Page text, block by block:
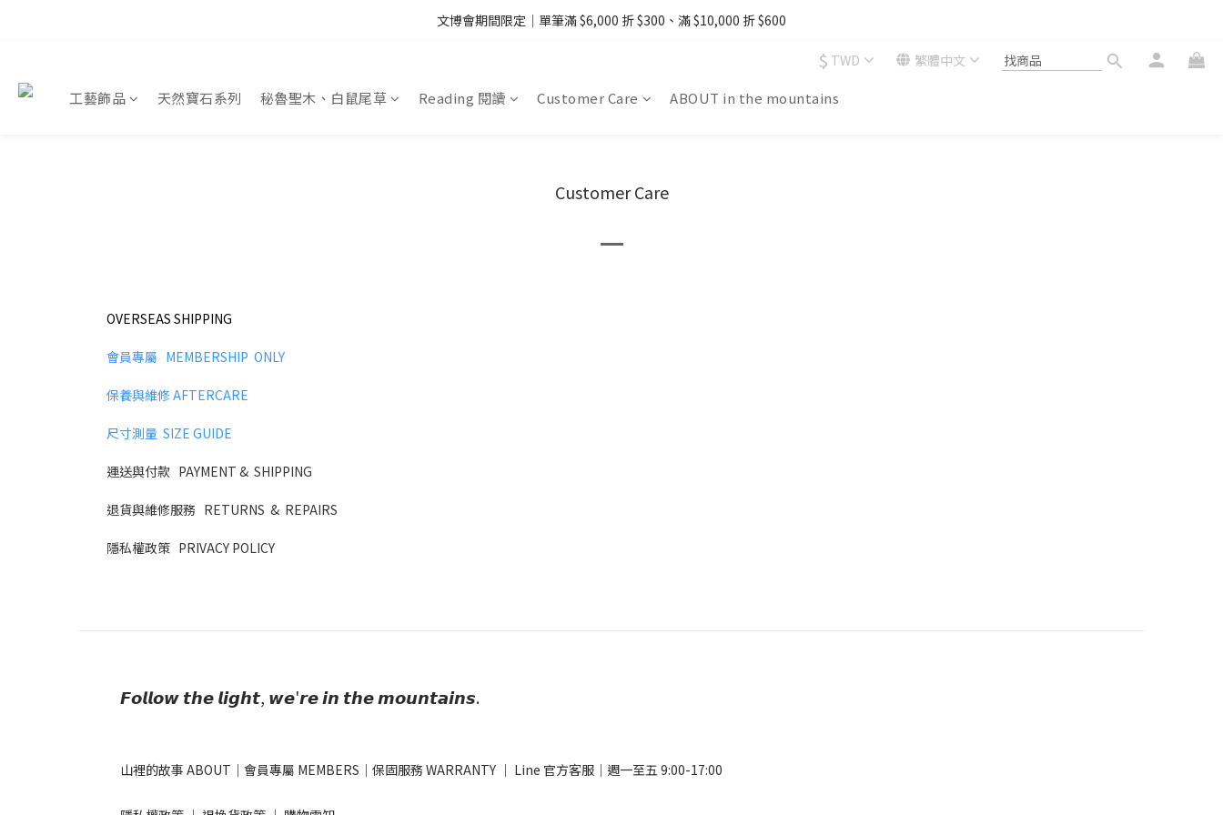
08/07 - 09  台灣下單即免運 ・港澳滿 USD99、新加坡滿 USD199 免運
文博會期間限定｜單筆滿 $6,000 折 $300、滿 $10,000 折 $600
$ TWD 繁體中文
工藝飾品 天然寶石系列 秘魯聖木、白鼠尾草 Reading 閱讀 Customer Care ABOUT in the mountains
Customer Care
OVERSEAS SHIPPING
會員專屬 MEMBERSHIP ONLY
保養與維修 AFTERCARE
尺寸測量 SIZE GUIDE
運送與付款 PAYMENT & SHIPPING
退貨與維修服務 RETURNS & REPAIRS
隱私權政策 PRIVACY POLICY
𝙁𝙤𝙡𝙡𝙤𝙬 𝙩𝙝𝙚 𝙡𝙞𝙜𝙝𝙩, 𝙬𝙚'𝙧𝙚 𝙞𝙣 𝙩𝙝𝙚 𝙢𝙤𝙪𝙣𝙩𝙖𝙞𝙣𝙨.
山裡的故事 ABOUT ｜ 會員專屬 MEMBERS ｜ 保固服務 WARRANTY ｜ Line 官方客服 ｜週一至五 9:00-17:00​